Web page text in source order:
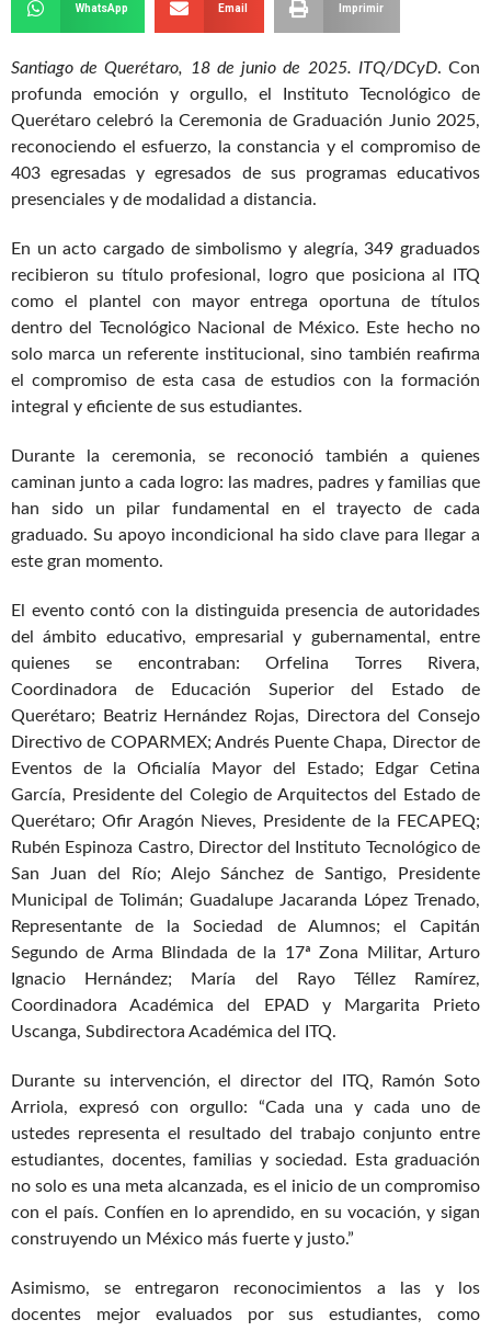
WhatsApp Email Imprimir
Santiago de Querétaro, 18 de junio de 2025. ITQ/DCyD. Con
profunda emoción y orgullo, el Instituto Tecnológico de
Querétaro celebró la Ceremonia de Graduación Junio 2025,
reconociendo el esfuerzo, la constancia y el compromiso de
403 egresadas y egresados de sus programas educativos
presenciales y de modalidad a distancia.
En un acto cargado de simbolismo y alegría, 349 graduados
recibieron su título profesional, logro que posiciona al ITQ
como el plantel con mayor entrega oportuna de títulos
dentro del Tecnológico Nacional de México. Este hecho no
solo marca un referente institucional, sino también reafirma
el compromiso de esta casa de estudios con la formación
integral y eficiente de sus estudiantes.
Durante la ceremonia, se reconoció también a quienes
caminan junto a cada logro: las madres, padres y familias que
han sido un pilar fundamental en el trayecto de cada
graduado. Su apoyo incondicional ha sido clave para llegar a
este gran momento.
El evento contó con la distinguida presencia de autoridades
del ámbito educativo, empresarial y gubernamental, entre
quienes se encontraban: Orfelina Torres Rivera,
Coordinadora de Educación Superior del Estado de
Querétaro; Beatriz Hernández Rojas, Directora del Consejo
Directivo de COPARMEX; Andrés Puente Chapa, Director de
Eventos de la Oficialía Mayor del Estado; Edgar Cetina
García, Presidente del Colegio de Arquitectos del Estado de
Querétaro; Ofir Aragón Nieves, Presidente de la FECAPEQ;
Rubén Espinoza Castro, Director del Instituto Tecnológico de
San Juan del Río; Alejo Sánchez de Santigo, Presidente
Municipal de Tolimán; Guadalupe Jacaranda López Trenado,
Representante de la Sociedad de Alumnos; el Capitán
Segundo de Arma Blindada de la 17ª Zona Militar, Arturo
Ignacio Hernández; María del Rayo Téllez Ramírez,
Coordinadora Académica del EPAD y Margarita Prieto
Uscanga, Subdirectora Académica del ITQ.
Durante su intervención, el director del ITQ, Ramón Soto
Arriola, expresó con orgullo: “Cada una y cada uno de
ustedes representa el resultado del trabajo conjunto entre
estudiantes, docentes, familias y sociedad. Esta graduación
no solo es una meta alcanzada, es el inicio de un compromiso
con el país. Confíen en lo aprendido, en su vocación, y sigan
construyendo un México más fuerte y justo.”
Asimismo, se entregaron reconocimientos a las y los
docentes mejor evaluados por sus estudiantes, como